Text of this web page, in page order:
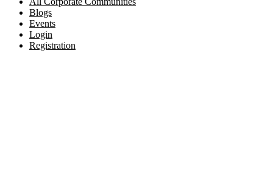
Blogs
Events
Login
Registration